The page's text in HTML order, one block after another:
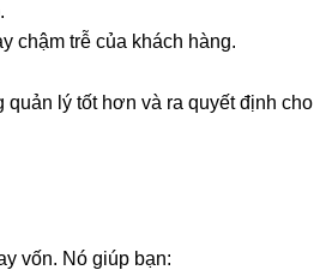
chậm trễ của khách hàng.
quản lý tốt hơn và ra quyết định cho
vốn. Nó giúp bạn: